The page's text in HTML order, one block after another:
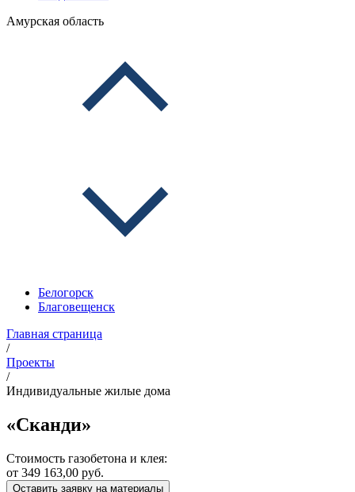
Амурская область
Белогорск
Благовещенск
Главная страница
/
Проекты
/
Индивидуальные жилые дома
«Сканди»
Стоимость газобетона и клея:
от 349 163,00 руб.
Оставить заявку на материалы